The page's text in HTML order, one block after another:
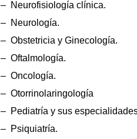
– Neurofisiología clínica.
– Neurología.
– Obstetricia y Ginecología.
– Oftalmología.
– Oncología.
– Otorrinolaringología
– Pediatría y sus
– Psiquiatría.